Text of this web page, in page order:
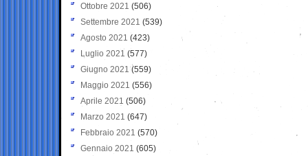
Ottobre 2021 (506)
Settembre 2021 (539)
Agosto 2021 (423)
Luglio 2021 (577)
Giugno 2021(559)
Maggio 2021 (556)
Aprile 2021 (506)
Marzo 2021 (647)
Febbraio 2021 (570)
Gennaio 2021 (605)